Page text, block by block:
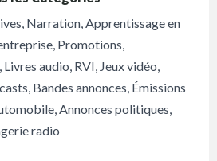
, Narration,Apprentissage en
, Promotions,
, Livres audio, RVI, Jeux vidéo,
, Bandes annonces, Émissions
,Annonces politiques,
radio